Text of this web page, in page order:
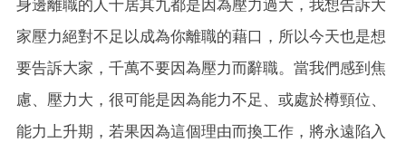
身邊離職的人十居其九都是因為壓力過大，我想告訴大
家壓力絕對不足以成為你離職的藉口，所以今天也是想
要告訴大家，千萬不要因為壓力而辭職。當我們感到焦
慮、壓力大，很可能是因為能力不足、或處於樽頸位、
能力上升期，若果因為這個理由而換工作，將永遠陷入